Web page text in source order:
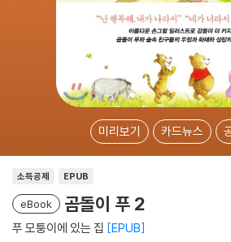
미리보기 카드뉴스
소득공제 EPUB
eBook 곰돌이 푸 2
푸 모퉁이에 있는 집 EPUB